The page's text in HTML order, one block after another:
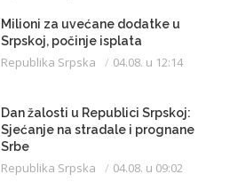
Milioni za uvećane dodatke u
Srpskoj, počinje isplata
Republika Srpska 04.08. u 12:14
Dan žalosti u Republici Srpskoj:
Sjećanje na stradale i prognane
Srbe
Republika Srpska 04.08. u 09:02